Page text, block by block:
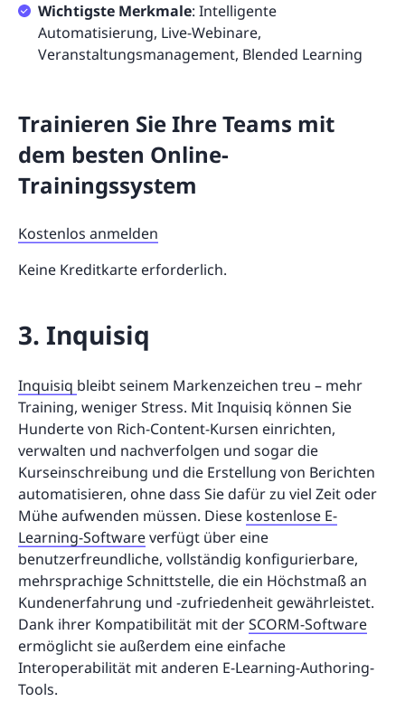
Wichtigste Merkmale: Intelligente
Automatisierung, Live-Webinare,
Veranstaltungsmanagement, Blended Learning
Trainieren Sie Ihre Teams mit
dem besten Online-
Trainingssystem
Kostenlos anmelden
Keine Kreditkarte erforderlich.
3. Inquisiq
Inquisiq bleibt seinem Markenzeichen treu – mehr
Training, weniger Stress. Mit Inquisiq können Sie
Hunderte von Rich-Content-Kursen einrichten,
verwalten und nachverfolgen und sogar die
Kurseinschreibung und die Erstellung von Berichten
automatisieren, ohne dass Sie dafür zu viel Zeit oder
Mühe aufwenden müssen. Diese kostenlose E-
Learning-Softwareverfügt über eine
benutzerfreundliche, vollständig konfigurierbare,
mehrsprachige Schnittstelle, die ein Höchstmaß an
Kundenerfahrung und -zufriedenheit gewährleistet.
Dank ihrer Kompatibilität mit derSCORM-Software
ermöglicht sie außerdem eine einfache
Interoperabilität mit anderen E-Learning-Authoring-
Tools.